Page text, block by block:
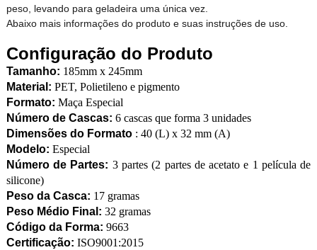
peso, levando para geladeira uma única vez.
Abaixo mais informações do produto e suas instruções de uso.
Configuração do Produto
Tamanho: 185mm x 245mm
Material: PET, Polietileno e pigmento
Formato: Maça Especial
Número de Cascas: 6 cascas que forma 3 unidades
Dimensões do Formato : 40 (L) x 32 mm (A)
Modelo: Especial
Número de Partes: 3 partes (2 partes de acetato e 1 película de
silicone)
Peso da Casca: 17 gramas
Peso Médio Final: 32 gramas
Código da Forma: 9663
Certificação: ISO9001:2015